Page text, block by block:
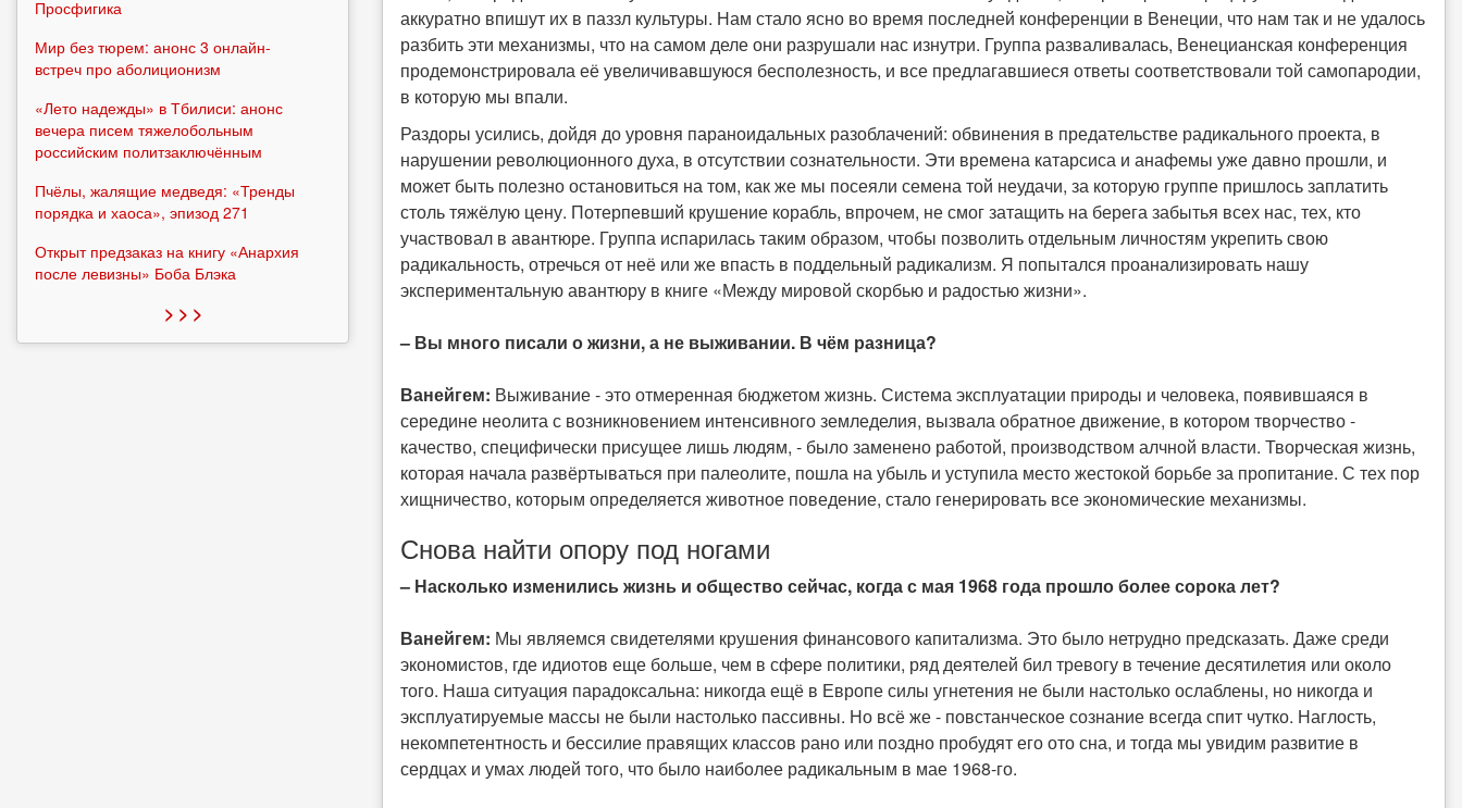
аккуратно впишут их в паззл культуры. Нам стало ясно во время последней конференции в Венеции, что нам так и не удалось
разбить эти механизмы, что на самом деле они разрушали нас изнутри. Группа разваливалась, Венецианская конференция
продемонстрировала её увеличивавшуюся бесполезность, и все предлагавшиеся ответы соответствовали той самопародии,
в которую мы впали.
Раздоры усились, дойдя до уровня параноидальных разоблачений: обвинения в предательстве радикального проекта, в
нарушении революционного духа, в отсутствии сознательности. Эти времена катарсиса и анафемы уже давно прошли, и
может быть полезно остановиться на том, как же мы посеяли семена той неудачи, за которую группе пришлось заплатить
столь тяжёлую цену. Потерпевший крушение корабль, впрочем, не смог затащить на берега забытья всех нас, тех, кто
участвовал в авантюре. Группа испарилась таким образом, чтобы позволить отдельным личностям укрепить свою
радикальность, отречься от неё или же впасть в поддельный радикализм. Я попытался проанализировать нашу
экспериментальную авантюру в книге «Между мировой скорбью и радостью жизни».
– Вы много писали о жизни, а не выживании. В чём разница?
Ванейгем: Выживание - это отмеренная бюджетом жизнь. Система эксплуатации природы и человека, появившаяся в
середине неолита с возникновением интенсивного земледелия, вызвала обратное движение, в котором творчество -
качество, специфически присущее лишь людям, - было заменено работой, производством алчной власти. Творческая жизнь,
которая начала развёртываться при палеолите, пошла на убыль и уступила место жестокой борьбе за пропитание. С тех пор
хищничество, которым определяется животное поведение, стало генерировать все экономические механизмы.
Снова найти опору под ногами
– Насколько изменились жизнь и общество сейчас, когда с мая 1968 года прошло более сорока лет?
Ванейгем: Мы являемся свидетелями крушения финансового капитализма. Это было нетрудно предсказать. Даже среди
экономистов, где идиотов еще больше, чем в сфере политики, ряд деятелей бил тревогу в течение десятилетия или около
того. Наша ситуация парадоксальна: никогда ещё в Европе силы угнетения не были настолько ослаблены, но никогда и
эксплуатируемые массы не были настолько пассивны. Но всё же - повстанческое сознание всегда спит чутко. Наглость,
некомпетентность и бессилие правящих классов рано или поздно пробудят его ото сна, и тогда мы увидим развитие в
сердцах и умах людей того, что было наиболее радикальным в мае 1968-го.
Просфигика
Мир без тюрем: анонс 3 онлайн-
встреч про аболиционизм
«Лето надежды» в Тбилиси: анонс
вечера писем тяжелобольным
российским политзаключённым
Пчёлы, жалящие медведя: «Тренды
порядка и хаоса», эпизод 271
Открыт предзаказ на книгу «Анархия
после левизны» Боба Блэка
> > >